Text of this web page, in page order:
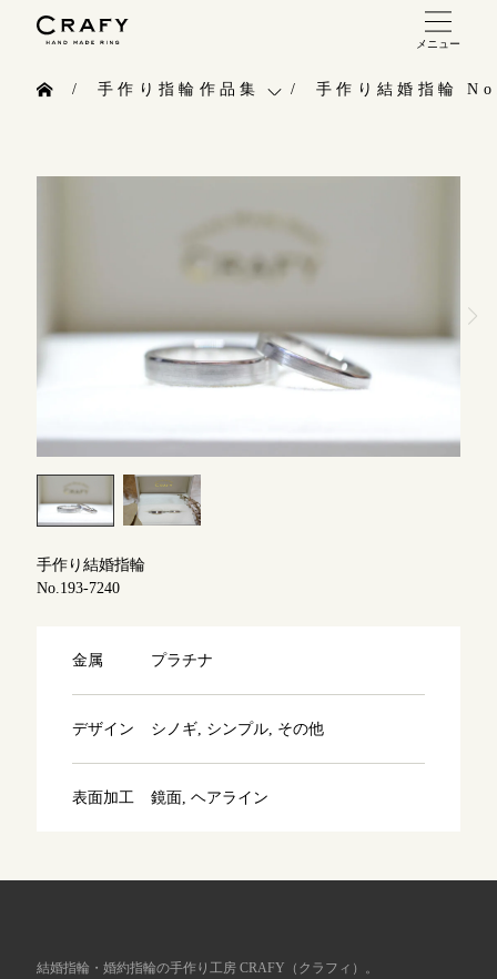
メニュー
オーダーメイド 結婚指輪・婚約指輪
指輪作品集
インタビュー
工房一覧
よくあるご質問
アフターケア・保証
ブログ
手作り指輪作品集
お客様インタビュー
CRAFYについて
手作り結婚指輪
手作り結婚指輪
No.193-7240
金属 プラチナ
デザイン シノギ, シンプル, その他
表面加工 鏡面, ヘアライン
結婚指輪・婚約指輪の手作り工房 CRAFY（クラフィ）。
こちら
表参道店
吉祥寺店
川越店 来店ご予約
軽井沢店 来店ご予約
大阪本店 来店ご予約
京都店 来店ご予約